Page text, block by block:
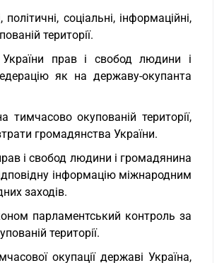
соціальні, інформаційні,
території.
прав і свобод людини і
як на державу-окупанта
окупованій території,
громадянства України.
і свобод людини і громадянина
інформацію міжнародним
заходів.
парламентський контроль за
території.
окупації державі Україна,